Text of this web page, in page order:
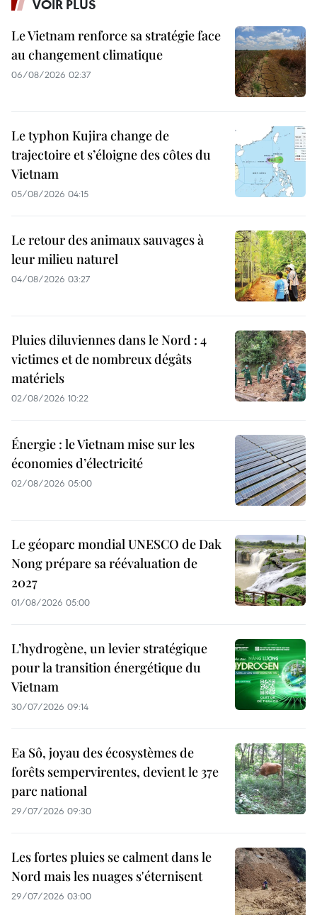
VOIR PLUS
Le Vietnam renforce sa stratégie face
au changement climatique
06/08/2026 02:37
Le typhon Kujira change de
trajectoire et s’éloigne des côtes du
Vietnam
05/08/2026 04:15
Le retour des animaux sauvages à
leur milieu naturel
04/08/2026 03:27
Pluies diluviennes dans le Nord : 4
victimes et de nombreux dégâts
matériels
02/08/2026 10:22
Énergie : le Vietnam mise sur les
économies d’électricité
02/08/2026 05:00
Le géoparc mondial UNESCO de Dak
Nong prépare sa réévaluation de
2027
01/08/2026 05:00
L’hydrogène, un levier stratégique
pour la transition énergétique du
Vietnam
30/07/2026 09:14
Ea Sô, joyau des écosystèmes de
forêts sempervirentes, devient le 37e
parc national
29/07/2026 09:30
Les fortes pluies se calment dans le
Nord mais les nuages s'éternisent
29/07/2026 03:00